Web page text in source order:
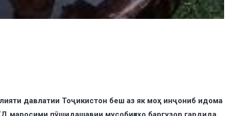
давлатии Тоҷикистон беш аз як моҳ инҷониб идома